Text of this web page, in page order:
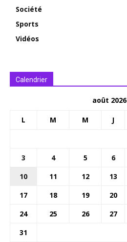
Société
Sports
Vidéos
Calendrier
août 2026
L M M J
3
4 5 6
10
11 12 13
17
18 19 20
24
25 26 27
31